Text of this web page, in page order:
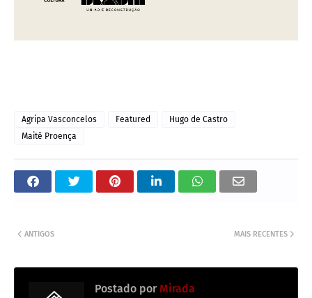
Agripa Vasconcelos Featured
Hugo de Castro
Maitê Proença
MAIS RECENTES
ANTIGOS
Postado por Mirada